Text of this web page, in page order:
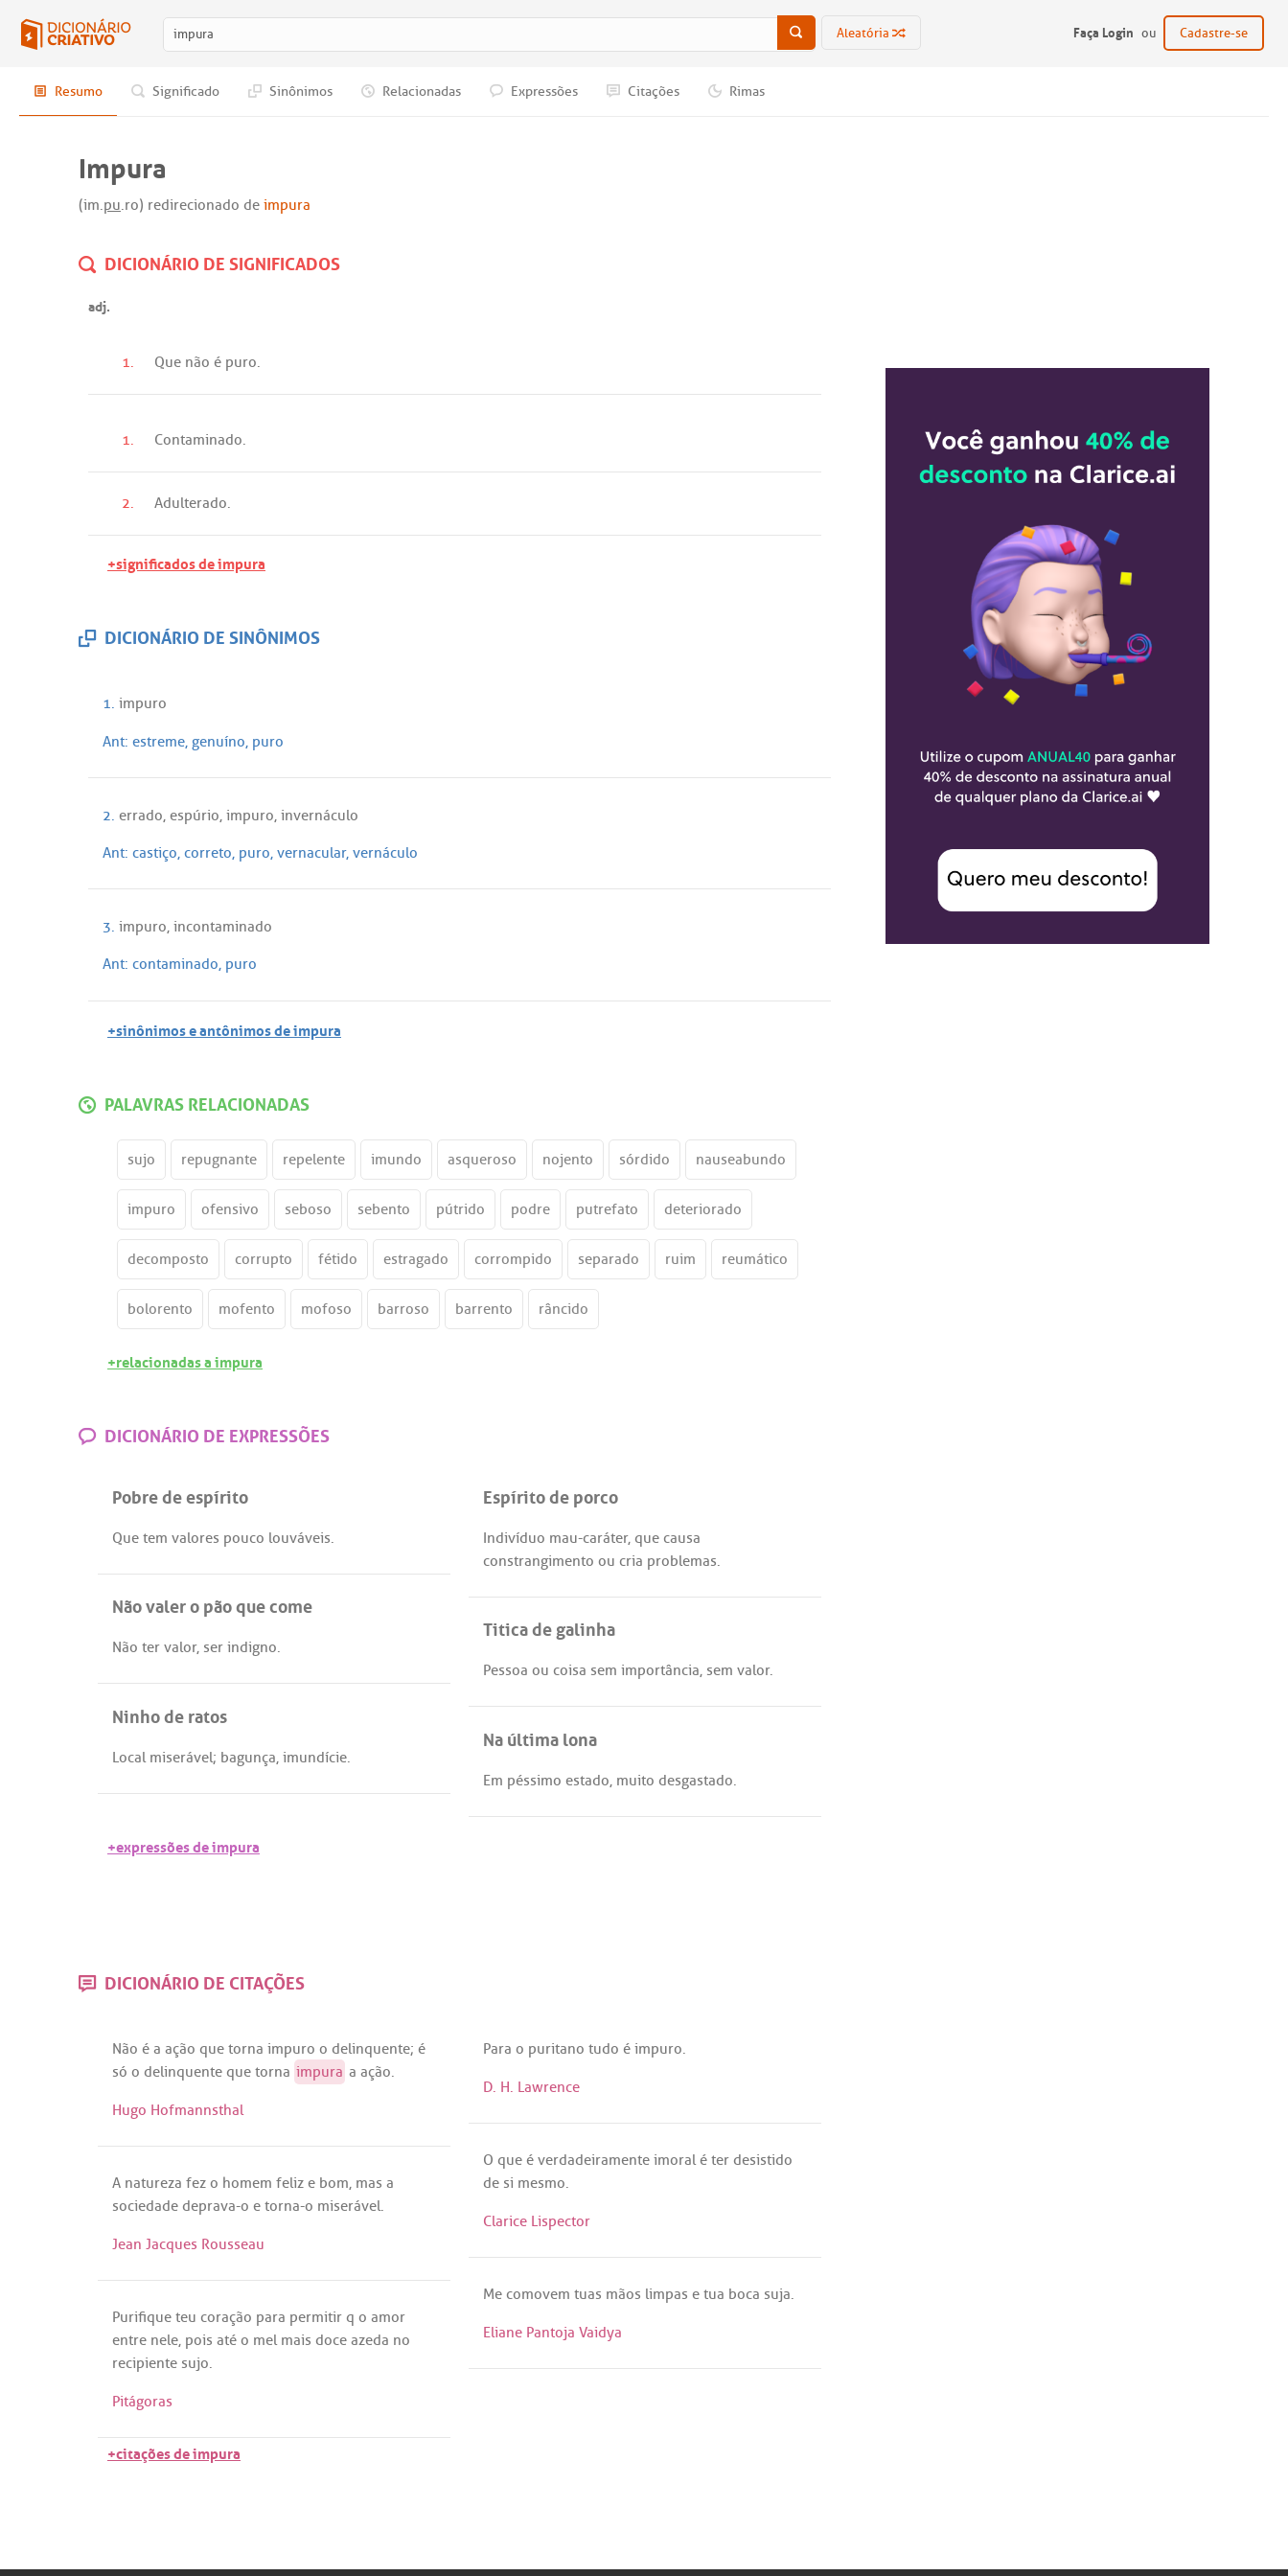
Aleatória Faça Login ou Cadastre-se
Resumo Significado Sinônimos Relacionadas Expressões Citações Rimas
Impura
(im.pu.ro) redirecionado de impura
DICIONÁRIO DE SIGNIFICADOS
adj.
1. Que não é puro.
1. Contaminado.
2. Adulterado.
+significados de impura
DICIONÁRIO DE SINÔNIMOS
1. impuro
Ant: estreme, genuíno, puro
2. errado, espúrio, impuro, invernáculo
Ant: castiço, correto, puro, vernacular, vernáculo
3. impuro, incontaminado
Ant: contaminado, puro
+sinônimos e antônimos de impura
PALAVRAS RELACIONADAS
sujo repugnante repelente imundo asqueroso nojento sórdido nauseabundo
impuro ofensivo seboso sebento pútrido podre putrefato deteriorado
decomposto corrupto fétido estragado corrompido separado ruim reumático
bolorento mofento mofoso barroso barrento râncido
+relacionadas a impura
DICIONÁRIO DE EXPRESSÕES
Pobre de espírito
Que tem valores pouco louváveis.
Espírito de porco
Indivíduo mau-caráter, que causa
constrangimento ou cria problemas.
Não valer o pão que come
Não ter valor, ser indigno.
Titica de galinha
Pessoa ou coisa sem importância, sem valor.
Ninho de ratos
Local miserável; bagunça, imundície.
Na última lona
Em péssimo estado, muito desgastado.
+expressões de impura
DICIONÁRIO DE CITAÇÕES
Não é a ação que torna impuro o delinquente; é
só o delinquente que torna impura a ação.
Hugo Hofmannsthal
Para o puritano tudo é impuro.
D. H. Lawrence
O que é verdadeiramente imoral é ter desistido
de si mesmo.
Clarice Lispector
A natureza fez o homem feliz e bom, mas a
sociedade deprava-o e torna-o miserável.
Jean Jacques Rousseau
Me comovem tuas mãos limpas e tua boca suja.
Eliane Pantoja Vaidya
Purifique teu coração para permitir q o amor
entre nele, pois até o mel mais doce azeda no
recipiente sujo.
Pitágoras
+citações de impura